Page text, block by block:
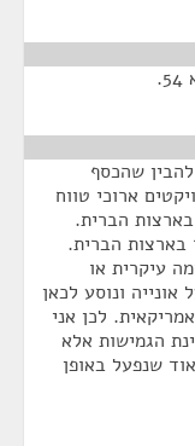
שהכסף
ארוכי טווח
הברית.
בארצות הברית.
עיקרית או
ונוסע לכאן
לכן אני
הגמישות אלא
שנפעל באופן